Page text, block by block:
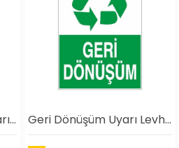
Lüzumsuzsa Söndür Uyarı Levhası Geri Dönüşüm Uyarı Levhası